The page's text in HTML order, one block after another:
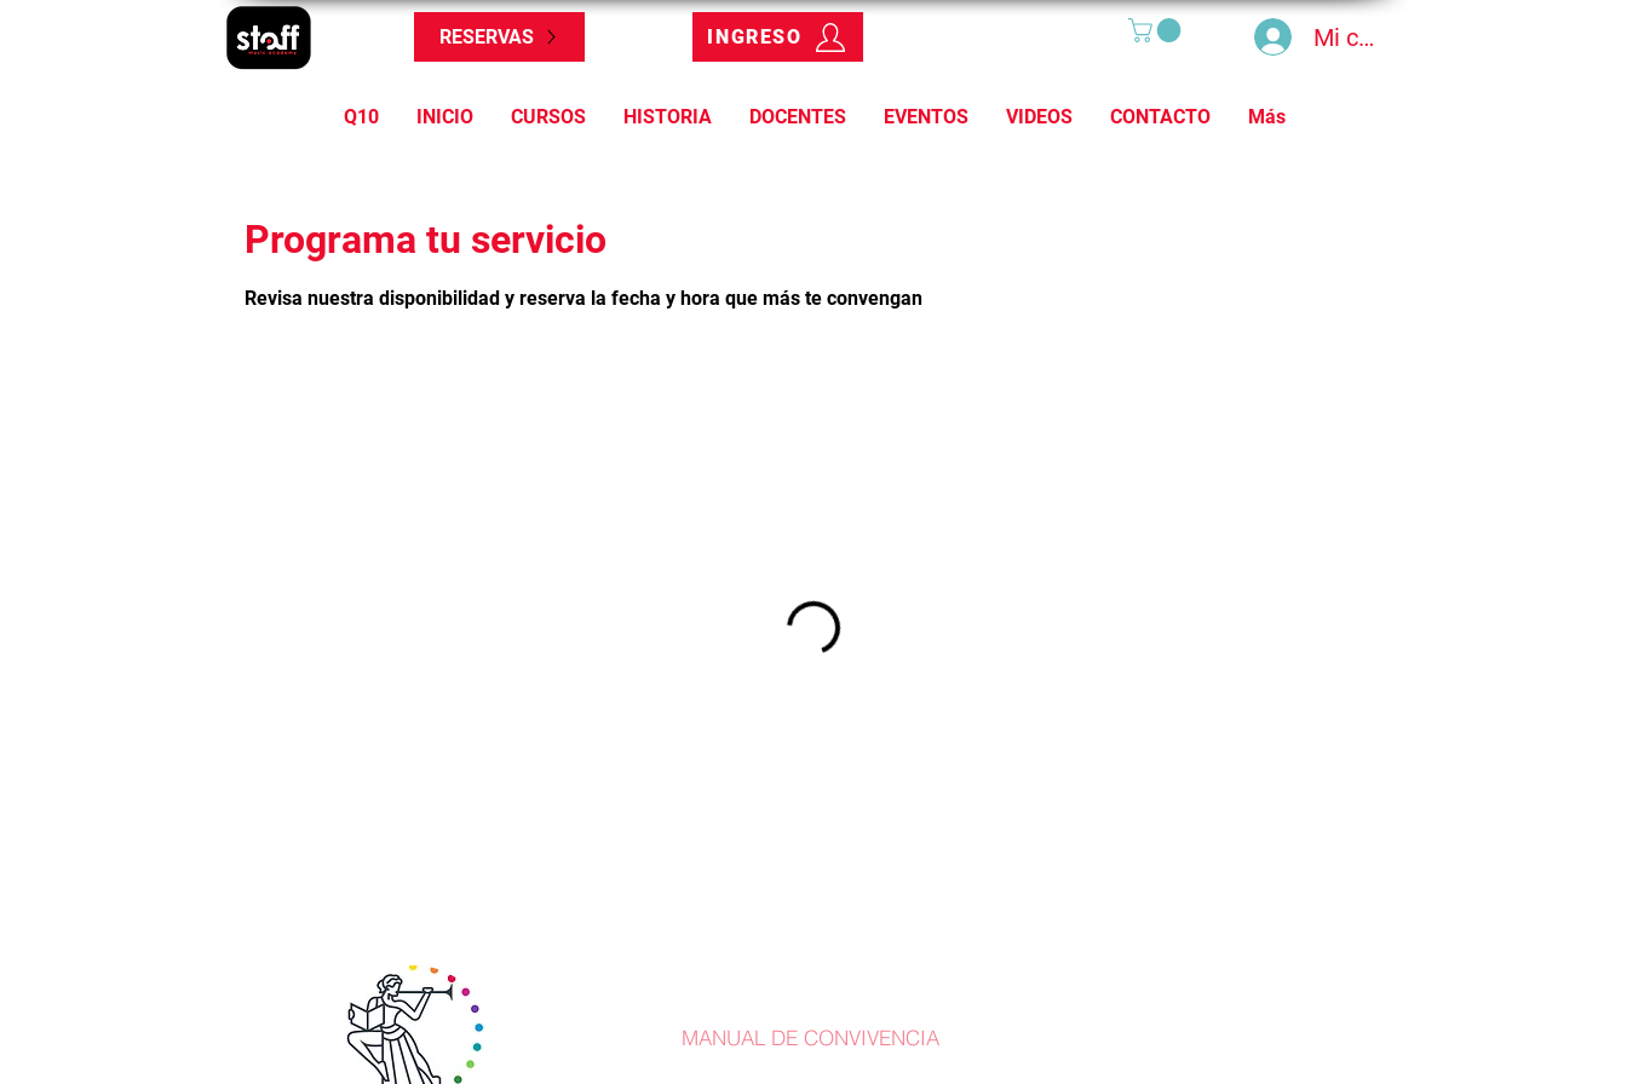
RESERVAS INGRESO Mi cuenta
Q10 INICIO CURSOS HISTORIA DOCENTES EVENTOS VIDEOS CONTACTO Más
Programa tu servicio
Revisa nuestra disponibilidad y reserva la fecha y hora que más te convengan
MANUAL DE CONVIVENCIA